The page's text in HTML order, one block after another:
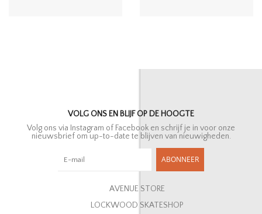
VOLG ONS EN BLIJF OP DE HOOGTE
Volg ons via Instagram of Facebook en schrijf je in voor onze
nieuwsbrief om up-to-date te blijven van nieuwigheden.
ABONNEER
AVENUE STORE
LOCKWOOD SKATESHOP